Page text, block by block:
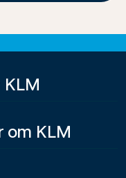
KLM
om KLM